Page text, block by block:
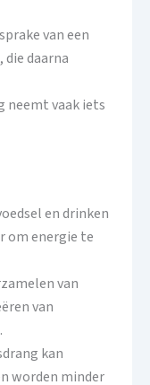
van een
daarna
neemt vaak iets
en drinken
om energie te
van
van
kan
worden minder